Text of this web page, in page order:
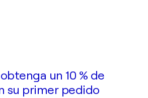
Snow
un 10 % de
su primer pedido